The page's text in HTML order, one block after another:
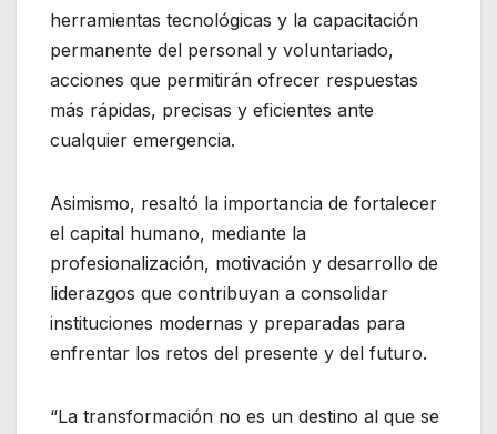
herramientas tecnológicas y la capacitación
permanente del personal y voluntariado,
acciones que permitirán ofrecer respuestas
más rápidas, precisas y eficientes ante
cualquier emergencia.
Asimismo, resaltó la importancia de fortalecer
el capital humano, mediante la
profesionalización, motivación y desarrollo de
liderazgos que contribuyan a consolidar
instituciones modernas y preparadas para
enfrentar los retos del presente y del futuro.
“La transformación no es un destino al que se